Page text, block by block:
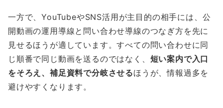
一方で、YouTubeやSNS活用が主目的の相手には、公
開動画の運用導線と問い合わせ導線のつなぎ方を先に
見せるほうが適しています。すべての問い合わせに同
じ順番で同じ動画を送るのではなく、 短い案内で入口
をそろえ、補足資料で分岐させるほうが、情報過多を
避けやすくなります。